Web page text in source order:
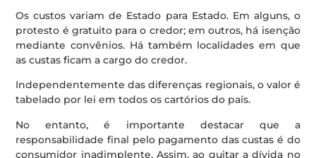
Os custos variam de Estado para Estado. Em alguns, o
protesto é gratuito para o credor; em outros, há isenção
mediante convênios. Há também localidades em que
as custas ficam a cargo do credor.
Independentemente das diferenças regionais, o valor é
tabelado por lei em todos os cartórios do país.
No entanto, é importante destacar que a
responsabilidade final pelo pagamento das custas é do
consumidor inadimplente. Assim, ao quitar a dívida no